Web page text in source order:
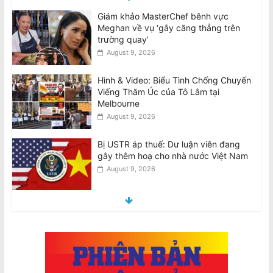
Giám khảo MasterChef bênh vực
Meghan về vụ ‘gây căng thẳng trên
trường quay’
August 9, 2026
Hình & Video: Biểu Tình Chống Chuyến
Viếng Thăm Úc của Tô Lâm tại
Melbourne
August 9, 2026
Bị USTR áp thuế: Dư luận viên đang
gây thêm hoạ cho nhà nước Việt Nam
August 9, 2026
Nguyên nhân nào khiến Việt Nam gia
Tử vi tuần mới 12 con giáp từ 10/8-